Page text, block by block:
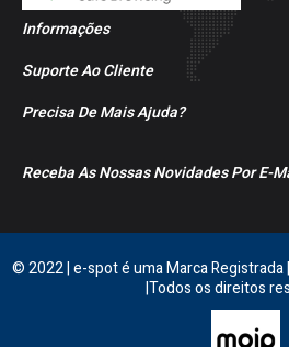
Informações
Suporte Ao Cliente
Precisa De Mais Ajuda?
Receba As Nossas Novidades Por E-
© 2022 | e-spot é uma Marca
|Todos os direitos